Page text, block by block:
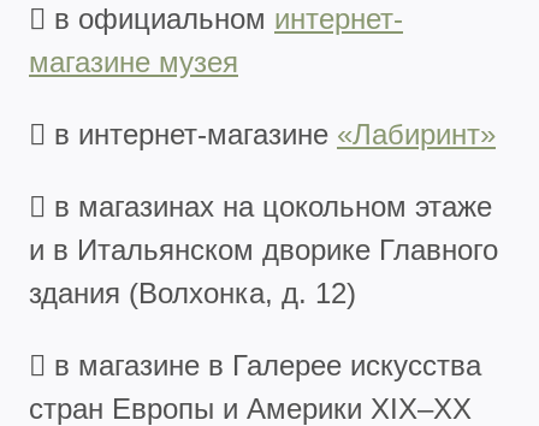
 в официальном интернет-
магазине музея
 в интернет-магазине «Лабиринт»
 в магазинах на цокольном этаже
и в Итальянском дворике Главного
здания (Волхонка, д. 12)
 в магазине в Галерее искусства
стран Европы и Америки XIX–XX